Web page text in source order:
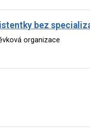
bez
organizace